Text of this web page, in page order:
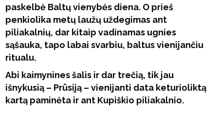
paskelbė Baltų vienybės diena. O prieš
penkiolika metų laužų uždegimas ant
piliakalnių, dar kitaip vadinamas ugnies
sąšauka, tapo labai svarbiu, baltus vienijančiu
ritualu.
Abi kaimynines šalis ir dar trečią, tik jau
išnykusią – Prūsiją – vienijanti data keturioliktą
kartą paminėta ir ant Kupiškio piliakalnio.